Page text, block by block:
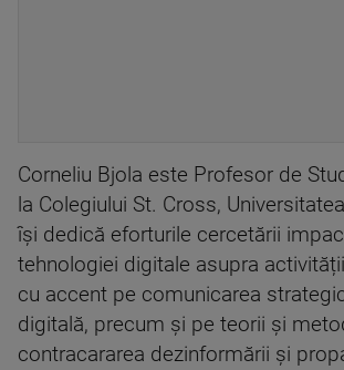
Corneliu Bjola este Profesor de
la Colegiului St. Cross,
își dedică eforturile cercetării
tehnologiei digitale asupra
cu accent pe comunicarea
digitală, precum și pe teorii și
contracararea dezinformării și